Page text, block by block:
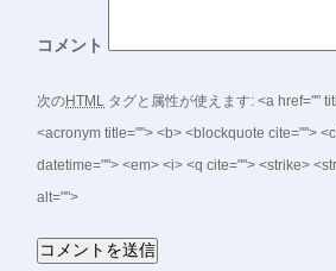
コメント
次のHTML タグと属性が使えます: <a href=""
<acronym title=""> <b> <blockquote cite="">
datetime=""> <em> <i> <q cite=""> <strike>
alt="">